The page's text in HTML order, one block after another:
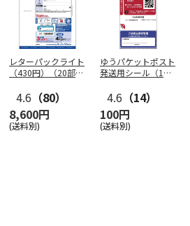
レターパックライト
（430円）（20部セ
4.6 （80）
8,600円
(送料別)
ゆうパケットポスト
発送用シール（1個
4.6 （14）
100円
(送料別)